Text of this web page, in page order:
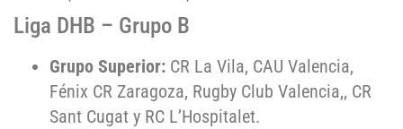
Liga DHB – Grupo B
Grupo Superior: CR La Vila, CAU Valencia,
Fénix CR Zaragoza, Rugby Club Valencia,, CR
Sant Cugat y RC L’Hospitalet.